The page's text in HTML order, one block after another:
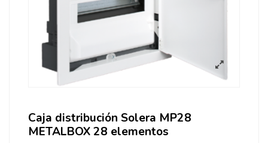
Caja distribución Solera MP28
METALBOX 28 elementos